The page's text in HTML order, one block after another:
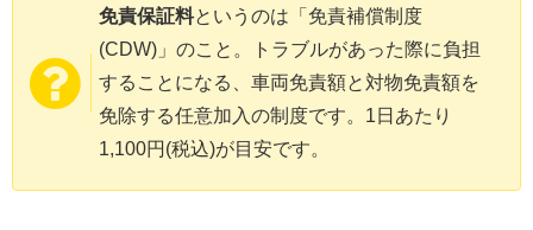
免責保証料というのは「免責補償制度
(CDW)」のこと。トラブルがあった際に負担
することになる、車両免責額と対物免責額を
免除する任意加入の制度です。1日あたり
1,100円(税込)が目安です。